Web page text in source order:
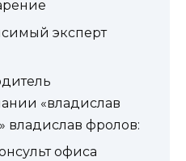
эксперт
«владислав
владислав фролов:
офиса